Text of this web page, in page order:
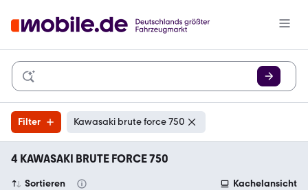
Filter Kawasaki brute force 750
4 KAWASAKI BRUTE FORCE 750
Sortieren Kachelansicht